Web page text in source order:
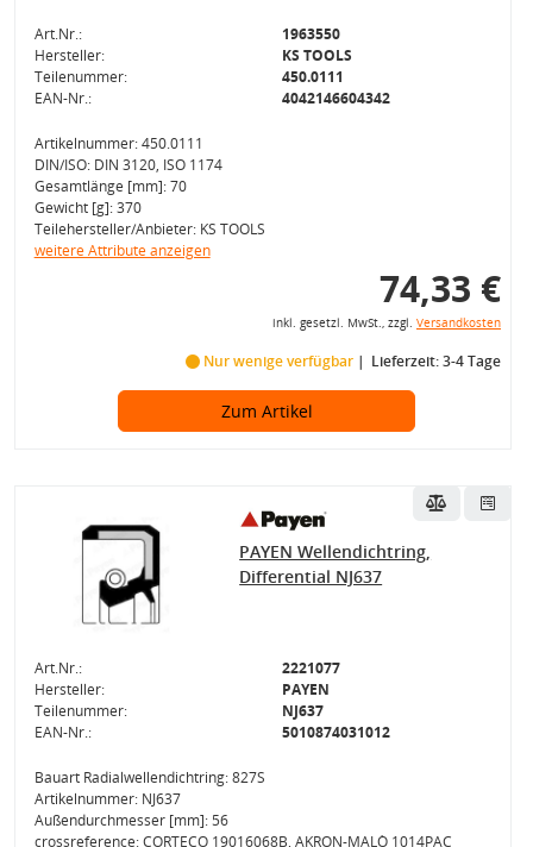
Art.Nr.:
1963550
Hersteller:
KS TOOLS
Teilenummer:
450.0111
EAN-Nr.:
4042146604342
Artikelnummer: 450.0111
DIN/ISO: DIN 3120, ISO 1174
Gesamtlänge [mm]: 70
Gewicht [g]: 370
Teilehersteller/Anbieter: KS TOOLS
weitere Attribute anzeigen
74,33 €
inkl. gesetzl. MwSt., zzgl. Versandkosten
Nur wenige verfügbar Lieferzeit: 3-4 Tage
Zum Artikel
PAYEN Wellendichtring,
Differential NJ637
Art.Nr.:
2221077
Hersteller:
PAYEN
Teilenummer:
NJ637
EAN-Nr.:
5010874031012
Bauart Radialwellendichtring: 827S
Artikelnummer: NJ637
Außendurchmesser [mm]: 56
crossreference: CORTECO 19016068B, AKRON-MALÒ 1014PAC